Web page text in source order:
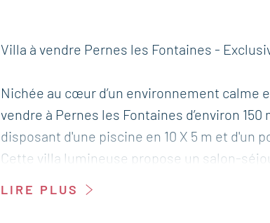
Villa à vendre Pernes les Fontaines -
Nichée au cœur d’un environnement calme
vendre à Pernes les Fontaines d’environ
disposant d'une piscine en 10 X 5 m et d'un
Cette villa lumineuse propose un salon-
LIRE PLUS